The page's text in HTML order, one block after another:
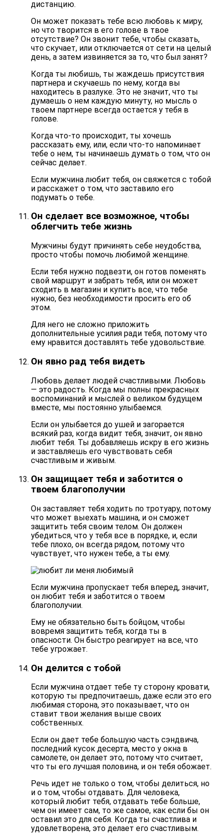
дистанцию.
Он может показать тебе всю любовь к миру,
но что творится в его голове в твое
отсутствие? Он звонит тебе, чтобы сказать,
что скучает, или отключается от сети на целый
день, а затем извиняется за то, что был занят?
Когда ты любишь, ты жаждешь присутствия
партнера и скучаешь по нему, когда вы
находитесь в разлуке. Это не значит, что ты
думаешь о нем каждую минуту, но мысль о
твоем партнере всегда остается у тебя в
голове.
Когда что-то происходит, ты хочешь
рассказать ему, или, если что-то напоминает
тебе о нем, ты начинаешь думать о том, что он
сейчас делает.
Если мужчина любит тебя, он свяжется с тобой
и расскажет о том, что заставило его
подумать о тебе.
Он сделает все возможное, чтобы
облегчить тебе жизнь
Мужчины будут причинять себе неудобства,
просто чтобы помочь любимой женщине.
Если тебя нужно подвезти, он готов поменять
свой маршрут и забрать тебя, или он может
сходить в магазин и купить все, что тебе
нужно, без необходимости просить его об
этом.
Для него не сложно приложить
дополнительные усилия ради тебя, потому что
ему нравится доставлять тебе удовольствие.
Он явно рад тебя видеть
Любовь делает людей счастливыми. Любовь
— это радость. Когда мы полны прекрасных
воспоминаний и мыслей о великом будущем
вместе, мы постоянно улыбаемся.
Если он улыбается до ушей и загорается
всякий раз, когда видит тебя, значит, он явно
любит тебя. Ты добавляешь искру в его жизнь
и заставляешь его чувствовать себя
счастливым и живым.
Он защищает тебя и заботится о
твоем благополучии
Он заставляет тебя ходить по тротуару, потому
что может выехать машина, и он сможет
защитить тебя своим телом. Он должен
убедиться, что у тебя все в порядке, и, если
тебе плохо, он всегда рядом, потому что
чувствует, что нужен тебе, а ты ему.
Если мужчина пропускает тебя вперед, значит,
он любит тебя изаботится о твоем
благополучии.
Ему не обязательно быть бойцом, чтобы
вовремя защитить тебя, когда ты в
опасности. Он быстро реагирует на все, что
тебе угрожает.
Он делится с тобой
Если мужчина отдает тебе ту сторону кровати,
которую ты предпочитаешь, даже если это его
любимая сторона, это показывает, что он
ставит твои желания выше своих
собственных.
Если он дает тебе большую часть сэндвича,
последний кусок десерта, место у окна в
самолете, он делает это, потому что считает,
что ты его лучшая половина, и он тебя обожает.
Речь идет не только о том, чтобыделиться, но
и о том, чтобы отдавать. Для человека,
который любит тебя, отдавать тебе больше,
чем он имеет сам, то же самое, как если бы он
оставил это для себя. Когда ты счастлива и
удовлетворена, это делает его счастливым.